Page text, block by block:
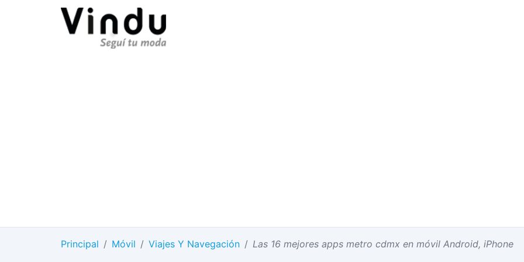
Principal / Móvil / Viajes Y Navegación / Las 16 mejores apps metro cdmx en móvil Android, iPhone